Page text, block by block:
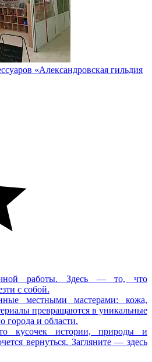
«Александровская гильдия
работы. Здесь — то, что
с собой.
местными мастерами: кожа,
превращаются в уникальные
города и области.
кусочек истории, природы и
вернуться. Загляните — здесь